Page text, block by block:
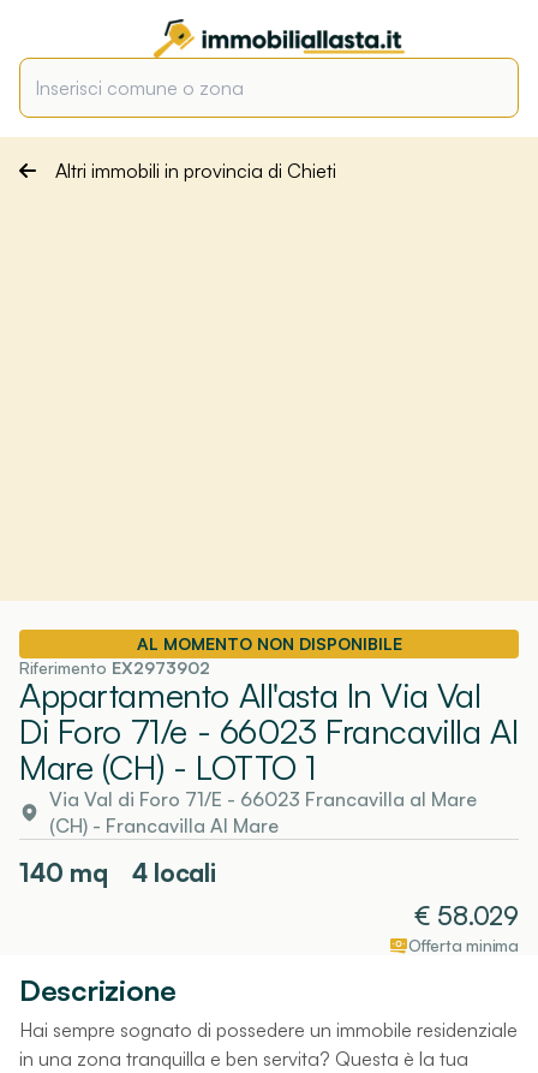
Altri immobili in provincia di Chieti
AL MOMENTO NON DISPONIBILE
Riferimento EX2973902
Appartamento All'asta In Via Val
Di Foro 71/e - 66023 Francavilla Al
Mare (CH) - LOTTO 1
Via Val di Foro 71/E - 66023 Francavilla al Mare
(CH) - Francavilla Al Mare
140 mq
4 locali
€ 58.029
Offerta minima
Descrizione
Hai sempre sognato di possedere un immobile residenziale
in una zona tranquilla e ben servita? Questa è la tua